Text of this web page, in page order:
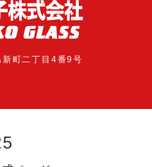
町二丁目4番9号